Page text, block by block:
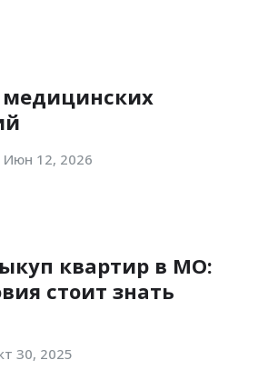
Июн 12, 2026
квартир в МО:
стоит знать
30, 2025